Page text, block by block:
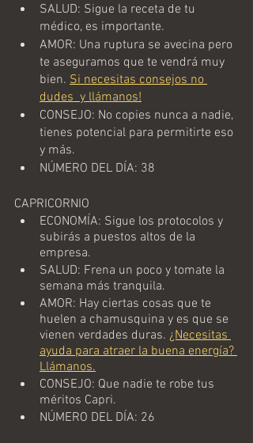
SALUD: Sigue la receta de tu
médico, es importante.
AMOR: Una ruptura se avecina pero
te aseguramos que te vendrá muy
bien. Si necesitas consejos no
dudes  y llámanos!
CONSEJO: No copies nunca a nadie,
tienes potencial para permitirte eso
y más.
NÚMERO DEL DÍA: 38
CAPRICORNIO
ECONOMÍA: Sigue los protocolos y
subirás a puestos altos de la
empresa.
SALUD: Frena un poco y tomate la
semana más tranquila.
AMOR: Hay ciertas cosas que te
huelen a chamusquina y es que se
vienen verdades duras. ¿Necesitas
ayuda para atraer la buena energía?
Llámanos.
CONSEJO: Que nadie te robe tus
méritos Capri.
NÚMERO DEL DÍA: 26